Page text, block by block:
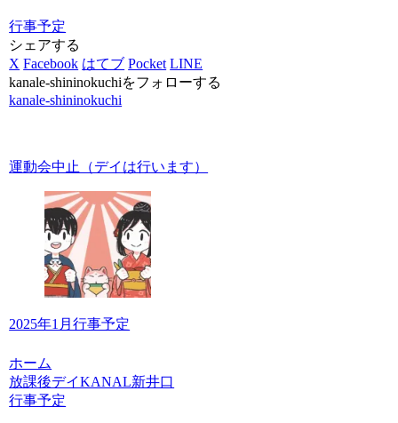
行事予定
シェアする
X Facebook はてブ Pocket LINE
kanale-shininokuchiをフォローする
kanale-shininokuchi
運動会中止（デイは行います）
2025年1月行事予定
ホーム
放課後デイKANAL新井口
行事予定